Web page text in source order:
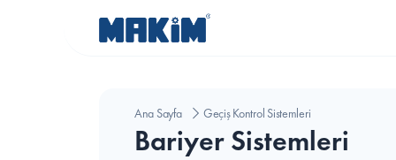
Ana Sayfa Geçiş Kontrol Sistemleri
Bariyer Sistemleri